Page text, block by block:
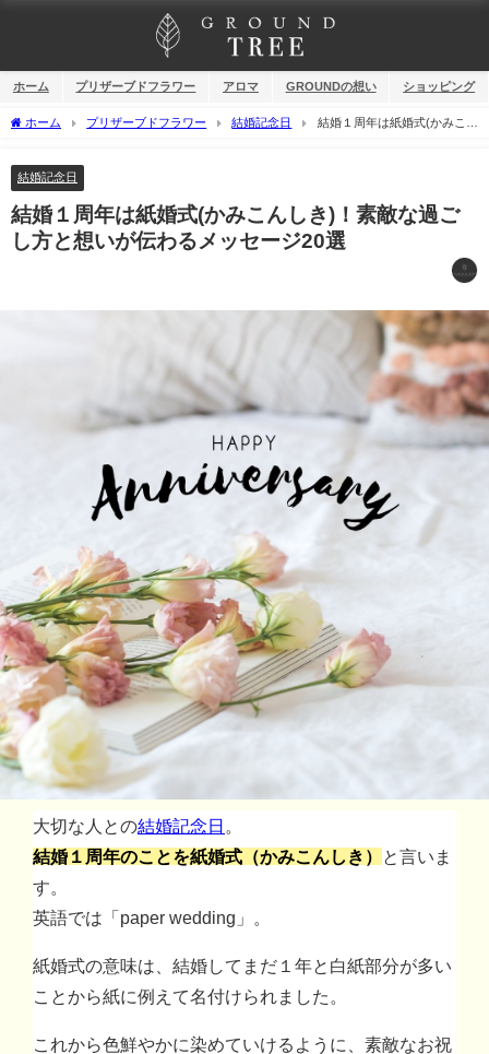
ホーム プリザーブドフラワー アロマ GROUNDの想い ショッピング
ホーム プリザーブドフラワー 結婚記念日
結婚１周年は紙婚式(かみこん
結婚記念日
結婚１周年は紙婚式(かみこんしき)！素敵な過ご
し方と想いが伝わるメッセージ20選
大切な人との結婚記念日
結婚１周年のことを紙婚式（かみこんしき）
と言いま
す。
英語では「paper wedding」。
紙婚式の意味は、結婚してまだ１年と白紙部分が多い
ことから紙に例えて名付けられました。
これから色鮮やかに染めていけるように、素敵なお祝